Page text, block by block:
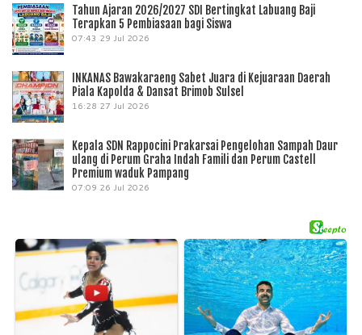
Tahun Ajaran 2026/2027 SDI Bertingkat Labuang Baji
Terapkan 5 Pembiasaan bagi Siswa
07:43 29 Jul 2026
INKANAS Bawakaraeng Sabet Juara di Kejuaraan Daerah
Piala Kapolda & Dansat Brimob Sulsel
16:28 27 Jul 2026
Kepala SDN Rappocini Prakarsai Pengelohan Sampah Daur
ulang di Perum Graha Indah Famili dan Perum Castell
Premium waduk Pampang
07:09 26 Jul 2026